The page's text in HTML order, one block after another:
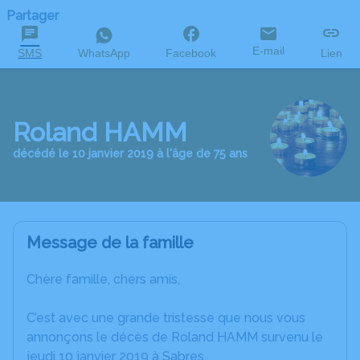
Partager
SMS WhatsApp Facebook E-mail Lien
Roland HAMM
décédé le 10 janvier 2019 à l'âge de 75 ans
Message de la famille
Chère famille, chers amis,
C’est avec une grande tristesse que nous vous
annonçons le décès de Roland HAMM survenu le
jeudi 10 janvier 2019 à Sabres.